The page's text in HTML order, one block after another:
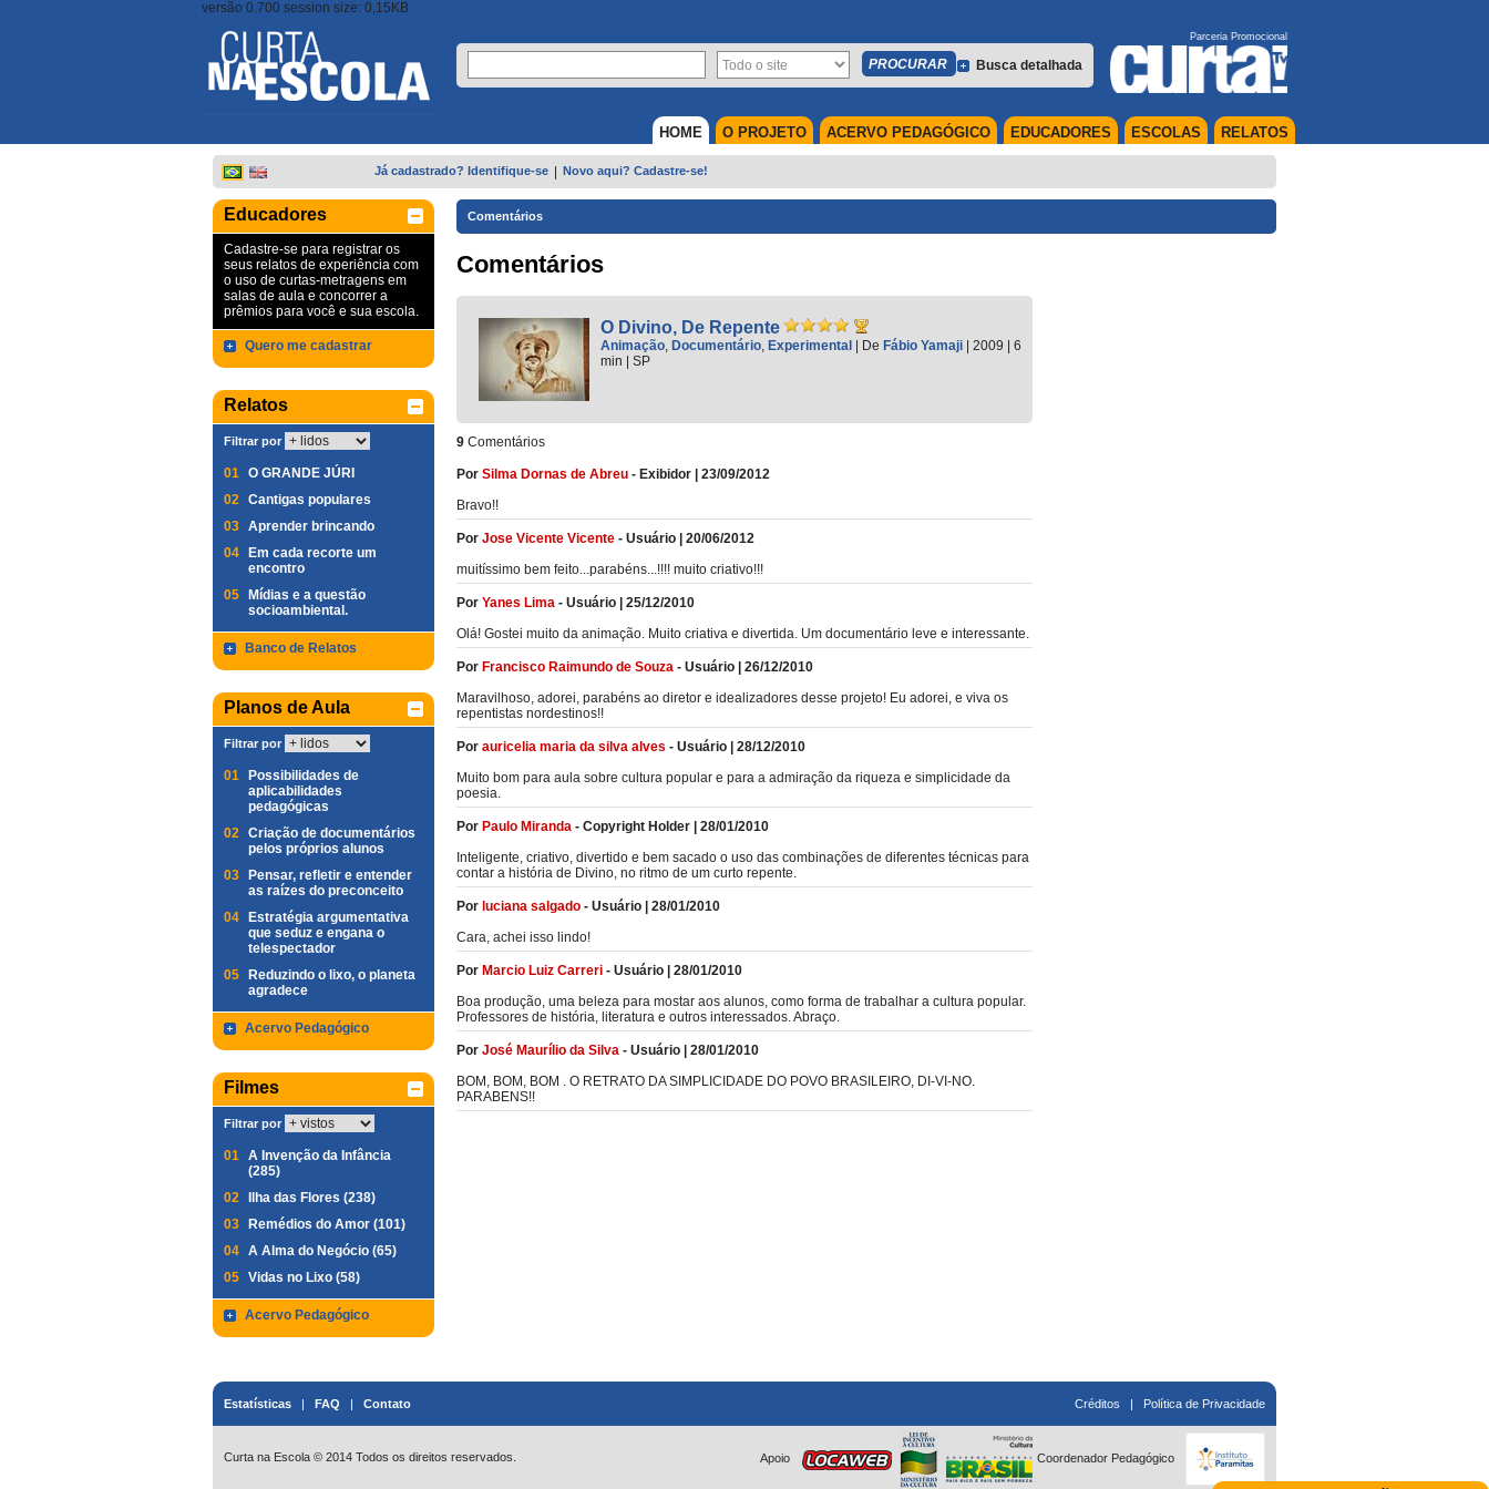
versão 0.700 session size: 0,15KB
Busca detalhada
Parceria Promocional
RELATOS
ESCOLAS
EDUCADORES
ACERVO PEDAGÓGICO
O PROJETO
HOME
Já cadastrado? Identifique-se Novo aqui? Cadastre-se!
Educadores
Cadastre-se para registrar os
seus relatos de experiência com
o uso de curtas-metragens em
salas de aula e concorrer a
prêmios para você e sua escola.
Quero me cadastrar
Relatos
Filtrar por
01 O GRANDE JÚRI
02 Cantigas populares
03 Aprender brincando
04
Em cada recorte um
encontro
05
Mídias e a questão
socioambiental.
Banco de Relatos
Planos de Aula
Filtrar por
01
Possibilidades de
aplicabilidades
pedagógicas
02 Criação de documentários
pelos próprios alunos
03
Pensar, refletir e entender
as raízes do preconceito
04
Estratégia argumentativa
que seduz e engana o
telespectador
05
Reduzindo o lixo, o planeta
agradece
Acervo Pedagógico
Filmes
Filtrar por
01 A Invenção da Infância
(285)
02
Ilha das Flores (238)
03
Remédios do Amor (101)
04 A Alma do Negócio (65)
05 Vidas no Lixo (58)
Acervo Pedagógico
Comentários
Comentários
O Divino, De Repente
Animação, Documentário, Experimental De Fábio Yamaji | 2009
| 6
min
SP
9 Comentários
Por Silma Dornas de Abreu - Exibidor
23/09/2012
Bravo!!
Por Jose Vicente Vicente - Usuário
20/06/2012
muitíssimo bem feito...parabéns...!!!! muito criativo!!!
Por Yanes Lima - Usuário
25/12/2010
Olá! Gostei muito da animação. Muito criativa e divertida. Um documentário leve e interessante.
Por Francisco Raimundo de Souza - Usuário
26/12/2010
Maravilhoso, adorei, parabéns ao diretor e idealizadores desse projeto! Eu adorei, e viva os
repentistas nordestinos!!
Por auricelia maria da silva alves - Usuário
28/12/2010
Muito bom para aula sobre cultura popular e para a admiração da riqueza e simplicidade da
poesia.
Por Paulo Miranda - Copyright Holder
28/01/2010
Inteligente, criativo, divertido e bem sacado o uso das combinações de diferentes técnicas para
contar a história de Divino, no ritmo de um curto repente.
Por luciana salgado - Usuário
28/01/2010
Cara, achei isso lindo!
Por Marcio Luiz Carreri - Usuário
28/01/2010
Boa produção, uma beleza para mostar aos alunos, como forma de trabalhar a cultura popular.
Professores de história, literatura e outros interessados. Abraço.
Por José Maurílio da Silva - Usuário
28/01/2010
BOM, BOM, BOM . O RETRATO DA SIMPLICIDADE DO POVO BRASILEIRO, DI-VI-NO.
PARABENS!!
Estatísticas | FAQ | Contato Créditos | Política de Privacidade
Curta na Escola © 2014 Todos os direitos reservados. Apoio Coordenador Pedagógico